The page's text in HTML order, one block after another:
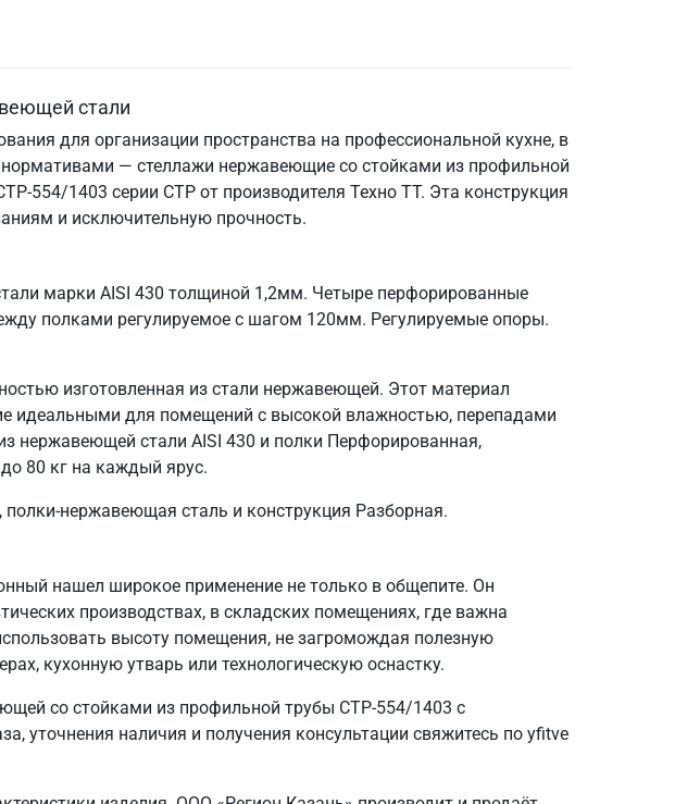
стали
для организации пространства на профессиональной кухне, в
— стеллажи нержавеющие со стойками из профильной
554/1403 серии СТР от производителя Техно ТТ. Эта конструкция
и исключительную прочность.
марки AISI 430 толщиной 1,2мм. Четыре перфорированные
полками регулируемое с шагом 120мм. Регулируемые опоры.
изготовленная из стали нержавеющей. Этот материал
идеальными для помещений с высокой влажностью, перепадами
нержавеющей стали AISI 430 и полки Перфорированная,
80 кг на каждый ярус.
нержавеющая сталь и конструкция Разборная.
нашел широкое применение не только в общепите. Он
производствах, в складских помещениях, где важна
высоту помещения, не загромождая полезную
кухонную утварь или технологическую оснастку.
со стойками из профильной трубы СТР-554/1403 с
наличия и получения консультации свяжитесь по yfitve